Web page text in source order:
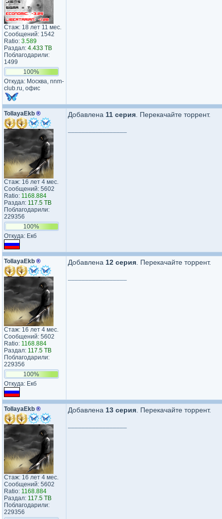
Стаж: 18 лет 11 мес.
Сообщений: 1542
Ratio: 3.589
Раздал: 4.433 TB
Поблагодарили:
1499
100%
Откуда: Москва, nnm-
club.ru, офис
TollayaEkb ®
Стаж: 16 лет 4 мес.
Сообщений: 5602
Ratio: 1168.884
Раздал: 117.5 TB
Поблагодарили:
229356
100%
Откуда: Екб
Добавлена 11 серия . Перекачайте торрент.
TollayaEkb ®
Стаж: 16 лет 4 мес.
Сообщений: 5602
Ratio: 1168.884
Раздал: 117.5 TB
Поблагодарили:
229356
100%
Откуда: Екб
Добавлена 12 серия . Перекачайте торрент.
TollayaEkb ®
Стаж: 16 лет 4 мес.
Сообщений: 5602
Ratio: 1168.884
Раздал: 117.5 TB
Поблагодарили:
229356
Добавлена 13 серия . Перекачайте торрент.